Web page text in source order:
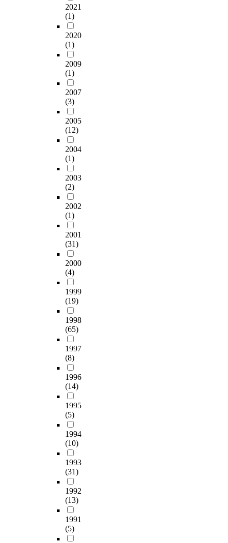
2021
(1)
2020
(1)
2009
(1)
2007
(3)
2005
(12)
2004
(1)
2003
(2)
2002
(1)
2001
(31)
2000
(4)
1999
(19)
1998
(65)
1997
(8)
1996
(14)
1995
(5)
1994
(10)
1993
(31)
1992
(13)
1991
(5)